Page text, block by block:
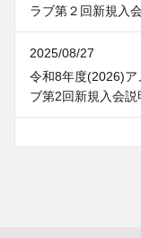
ラブ第２回新規入
2025/08/27
令和8年度(2026)ア
ブ第2回新規入会説